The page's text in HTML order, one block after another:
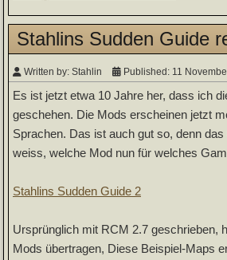
Stahlins Sudden Guide
Written by: Stahlin Published: 11
Es ist jetzt etwa 10 Jahre her, dass ich
geschehen. Die Mods erscheinen jetzt
Sprachen. Das ist auch gut so, denn
weiss, welche Mod nun für welches
Stahlins Sudden Guide 2
Ursprünglich mit RCM 2.7 geschrieben,
Mods übertragen, Diese Beispiel-Maps